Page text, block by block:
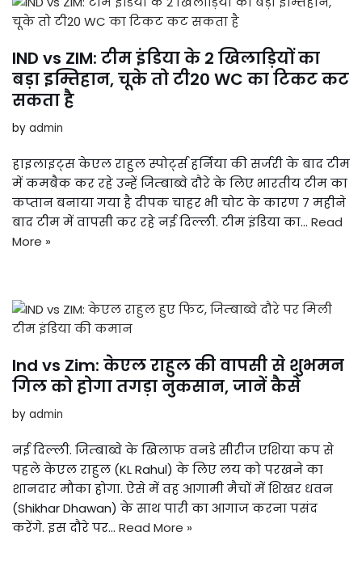
IND vs ZIM: टीम इंडिया के 2 खिलाड़ियों का
बड़ा इम्तिहान, चूके तो टी20 WC का टिकट कट
सकता है
by admin
हाइलाइट्स केएल राहुल स्पोर्ट्स हर्निया की सर्जरी के बाद टीम
में कमबैक कर रहे उन्हें जिम्बाब्वे दौरे के लिए भारतीय टीम का
कप्तान बनाया गया है दीपक चाहर भी चोट के कारण 7 महीने
बाद टीम में वापसी कर रहे नई दिल्ली. टीम इंडिया का… Read
More »
Ind vs Zim: केएल राहुल की वापसी से शुभमन
गिल को होगा तगड़ा नुकसान, जानें कैसे
by admin
नई दिल्ली. जिम्बाब्वे के खिलाफ वनडे सीरीज एशिया कप से
पहले केएल राहुल (KL Rahul) के लिए लय को परखने का
शानदार मौका होगा. ऐसे में वह आगामी मैचों में शिखर धवन
(Shikhar Dhawan) के साथ पारी का आगाज करना पसंद
करेंगे. इस दौरे पर… Read More »